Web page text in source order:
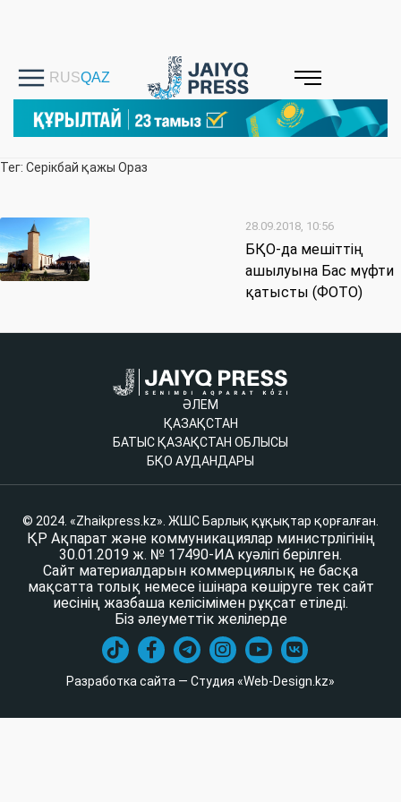
Тег: Серікбай қажы Ораз
28.09.2018, 10:56
БҚО-да мешіттің
ашылуына Бас мүфти
қатысты (ФОТО)
ӘЛЕМ
ҚАЗАҚСТАН
БАТЫС ҚАЗАҚСТАН ОБЛЫСЫ
БҚО АУДАНДАРЫ
© 2024. «Zhaikpress.kz». ЖШС Барлық құқықтар қорғалған.
ҚР Ақпарат және коммуникациялар министрлігінің
30.01.2019 ж. № 17490-ИА куәлігі берілген.
Сайт материалдарын коммерциялық не басқа
мақсатта толық немесе ішінара көшіруге тек сайт
иесінің жазбаша келісімімен рұқсат етіледі.
Біз әлеуметтік желілерде
Разработка сайта — Студия «Web-Design.kz»